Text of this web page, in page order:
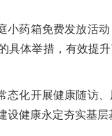
小药箱免费发放活
具体举措，有效提
态化开展健康随访
健康永定夯实基层